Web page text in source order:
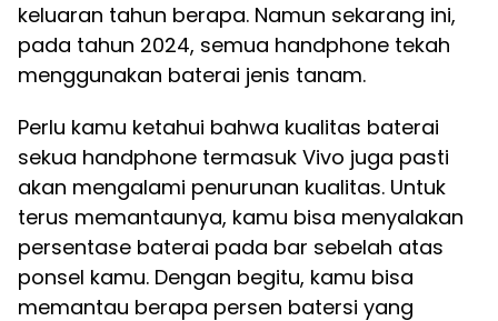
keluaran tahun berapa. Namun sekarang ini,
pada tahun 2024, semua handphone tekah
menggunakan baterai jenis tanam.
Perlu kamu ketahui bahwa kualitas baterai
sekua handphone termasuk Vivo juga pasti
akan mengalami penurunan kualitas. Untuk
terus memantaunya, kamu bisa menyalakan
persentase baterai pada bar sebelah atas
ponsel kamu. Dengan begitu, kamu bisa
memantau berapa persen batersi yang